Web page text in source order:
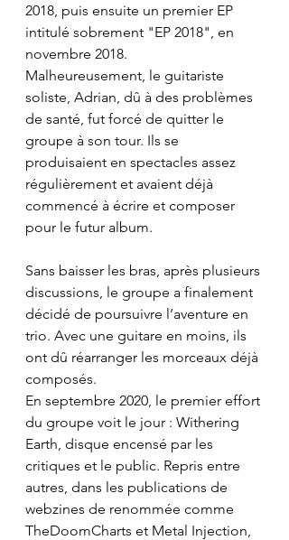
2018, puis ensuite un premier EP
intitulé sobrement "EP 2018", en
novembre 2018.
Malheureusement, le guitariste
soliste, Adrian, dû à des problèmes
de santé, fut forcé de quitter le
groupe à son tour. Ils se
produisaient en spectacles assez
régulièrement et avaient déjà
commencé à écrire et composer
pour le futur album.
Sans baisser les bras, après plusieurs
discussions, le groupe a finalement
décidé de poursuivre l’aventure en
trio. Avec une guitare en moins, ils
ont dû réarranger les morceaux déjà
composés.
En septembre 2020, le premier effort
du groupe voit le jour : Withering
Earth, disque encensé par les
critiques et le public. Repris entre
autres, dans les publications de
webzines de renommée comme
TheDoomCharts et Metal Injection,